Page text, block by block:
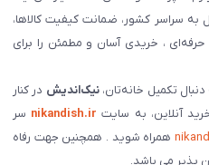
به سراسر کشور، ضمانت کیفیت کالاها،
، خریدی آسان و مطمئن را برای
تکمیل خانه‌تان،نیک‌اندیش در کنار
آنلاین، به سایت nikandish.ir سر
همراه شوید . همچنین جهت رفاه
پذیر می باشد.